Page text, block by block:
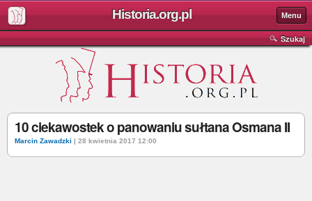
Historia.org.pl Menu
Szukaj
10 ciekawostek o panowaniu sułtana Osmana II
Marcin Zawadzki | 28 kwietnia 2017 12:00